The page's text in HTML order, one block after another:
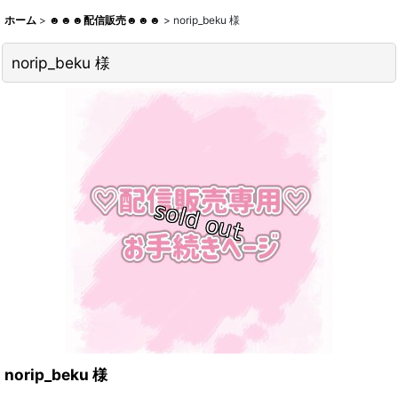
ホーム > ☻☻☻配信販売☻☻☻ > norip_beku 様
norip_beku 様
norip_beku 様